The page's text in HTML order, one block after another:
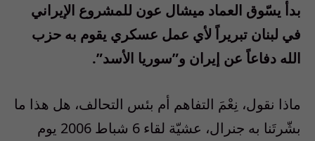
بدأ يسّوق العماد ميشال عون للمشروع الإيراني
في لبنان تبريراً لأي عمل عسكري يقوم به حزب
الله دفاعاً عن إيران و”سوريا الأسد”.
ماذا نقول، نِعْمَ التفاهم أم بئس التحالف، هل هذا ما
بشّرتَنا به جنرال، عشيّة لقاء 6 شباط 2006 يوم